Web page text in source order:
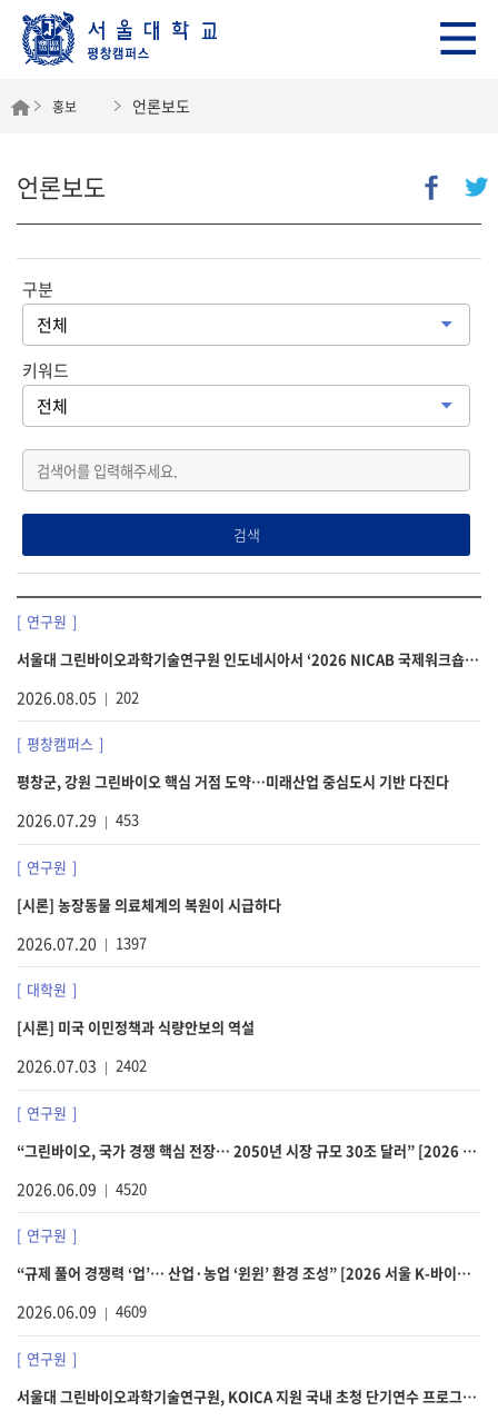
홍보 언론보도
언론보도
구분
키워드
검색
연구원
서울대 그린바이오과학기술연구원 인도네시아서 ‘2026 NICAB 국제워크숍’ 개최
2026.08.05 202
평창캠퍼스
평창군, 강원 그린바이오 핵심 거점 도약…미래산업 중심도시 기반 다진다
2026.07.29 453
연구원
[시론] 농장동물 의료체계의 복원이 시급하다
2026.07.20 1397
대학원
[시론] 미국 이민정책과 식량안보의 역설
2026.07.03 2402
연구원
“그린바이오, 국가 경쟁 핵심 전장… 2050년 시장 규모 30조 달러” [2026 서울 K-바이오 위크]
2026.06.09 4520
연구원
“규제 풀어 경쟁력 ‘업’… 산업·농업 ‘윈윈’ 환경 조성” [2026 서울 K-바이오 위크]
2026.06.09 4609
연구원
서울대 그린바이오과학기술연구원, KOICA 지원 국내 초청 단기연수 프로그램 성료